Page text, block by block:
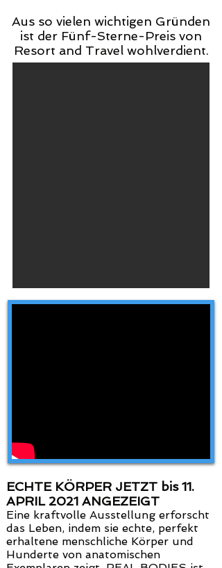
Aus so vielen wichtigen Gründen
ist der Fünf-Sterne-Preis von
Resort and Travel wohlverdient.
ECHTE KÖRPER JETZT bis 11.
APRIL 2021 ANGEZEIGT
Eine kraftvolle Ausstellung erforscht
das Leben, indem sie echte, perfekt
erhaltene menschliche Körper und
Hunderte von anatomischen